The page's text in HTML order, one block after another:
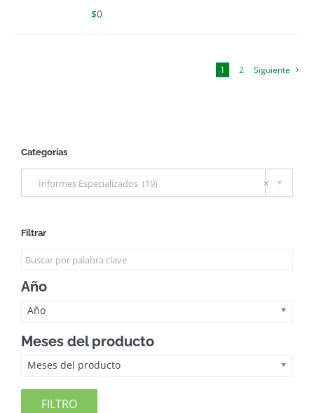
$0
1 2 Siguiente
Categorías
×
Informes Especializados (19)
Filtrar
Año
Año
Meses del producto
Meses del producto
FILTRO